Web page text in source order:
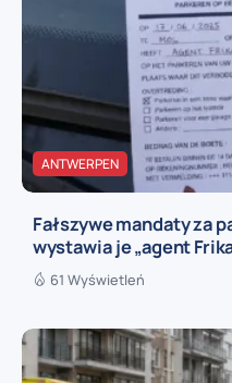
ANTWERPEN
Fałszywe mandaty za
wystawia je „agent
61 Wyświetleń